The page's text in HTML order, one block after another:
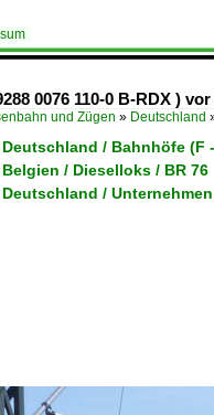
0076 110-0 B-RDX )
und Zügen » Deutschland
Deutschland / Bahnhöfe (F
Belgien / Dieselloks / BR 76
Deutschland /